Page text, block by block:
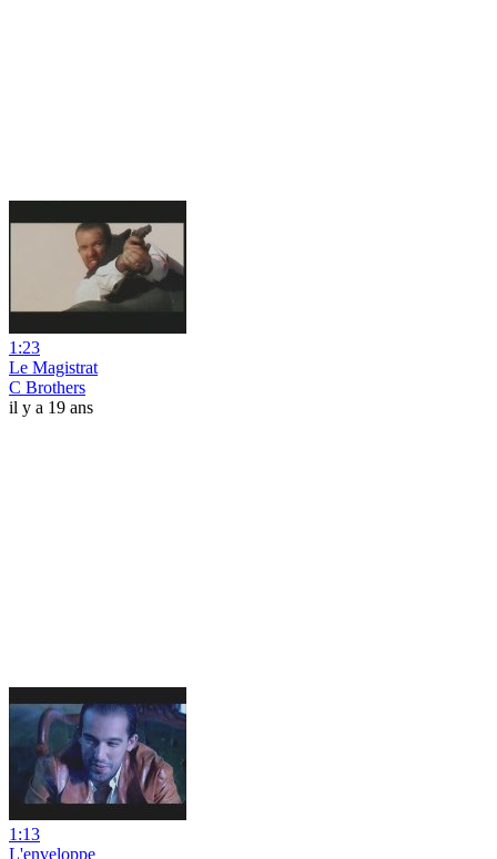
1:23
Le Magistrat
C Brothers
il y a 19 ans
1:13
L'enveloppe